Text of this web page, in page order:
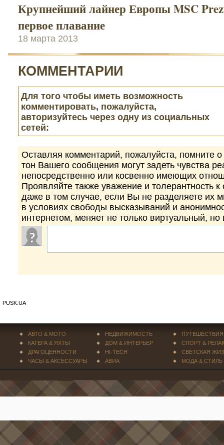
Крупнейший лайнер Европы MSC
первое плавание
18 марта 2013
КОММЕНТАРИИ
Для того чтобы иметь возможность
комментировать, пожалуйста,
авторизуйтесь через одну из социальных
сетей:
Оставляя комментарий, пожалуйста, помните
тон Вашего сообщения могут задеть чувства
непосредственно или косвенно имеющих
Проявляйте также уважение и толерантность
даже в том случае, если Вы не разделяете их
в условиях свободы высказываний и
интернетом, меняет не только виртуальный,
PUSK.UA
АВТО & МОТО
КАТЕРА & ЯХТЫ
ДРАГОЦЕННОСТИ
ЧАСЫ & АКСЕССУАРЫ
НЕДВИЖИМОСТЬ
ДОМ & ИНТЕРЬЕР
HI-TECH
АВИА
ПУТЕШЕСТВИЯ
СПОРТ &
СВЕТСКАЯ
МОДА & СТИЛЬ